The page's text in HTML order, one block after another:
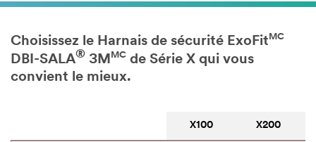
Choisissez le Harnais de sécurité ExoFit MC
DBI-SALA® 3M MC de Série X qui vous
convient le mieux.
X100 X200